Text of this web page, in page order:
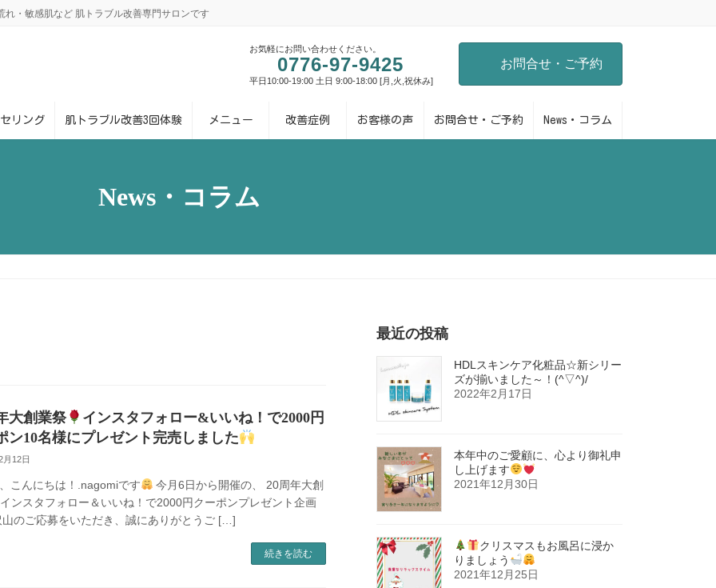
・敏感肌など 肌トラブル改善専門サロンです
お気軽にお問い合わせください。
0776-97-9425
平日10:00-19:00 土日 9:00-18:00 [月,火,祝休み]
お問合せ・ご予約
リング 肌トラブル改善3回体験 メニュー 改善症例 お客様の声 お問合せ・ご予約 News・コラム
News・コラム
大創業祭
インスタフォロー&いいね！で2000円
ン10名様にプレゼント完売しました
月12日
こんにちは！.nagomiです
今月6日から開催の、 20周年大創
インスタフォロー＆いいね！で2000円クーポンプレゼント企画
のご応募をいただき、誠にありがとうご […]
続きを読む
最近の投稿
HDLスキンケア化粧品☆新シリー
ズが揃いました～！(^▽^)/
2022年2月17日
本年中のご愛顧に、心より御礼申
し上げます
2021年12月30日
クリスマスもお風呂に浸か
りましょう
2021年12月25日